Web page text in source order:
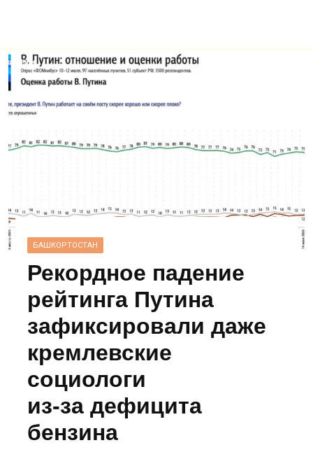
БАШКОРТОСТАН
Рекордное падение
рейтинга Путина
зафиксировали даже
кремлевские
социологи
из‑за дефицита
бензина